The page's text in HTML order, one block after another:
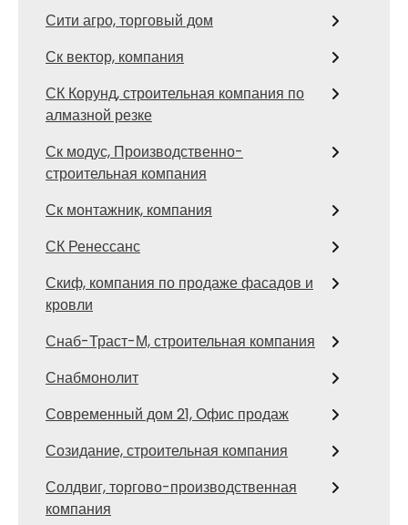
Сити агро, торговый дом
Ск вектор, компания
СК Корунд, строительная компания по
алмазной резке
Ск модус, Производственно-
строительная компания
Ск монтажник, компания
СК Ренессанс
Скиф, компания по продаже фасадов и
кровли
Снаб-Траст-М, строительная компания
Снабмонолит
Современный дом 21, Офис продаж
Созидание, строительная компания
Солдвиг, торгово-производственная
компания